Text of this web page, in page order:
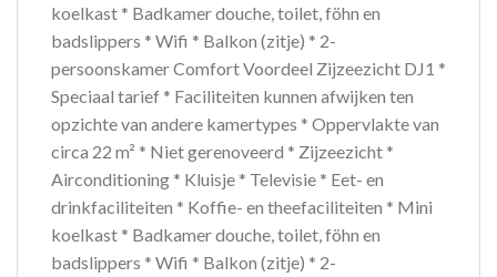
koelkast * Badkamer douche, toilet, föhn en
badslippers * Wifi * Balkon (zitje) * 2-
persoonskamer Comfort Voordeel Zijzeezicht DJ1 *
Speciaal tarief * Faciliteiten kunnen afwijken ten
opzichte van andere kamertypes * Oppervlakte van
circa 22 m² * Niet gerenoveerd * Zijzeezicht *
Airconditioning * Kluisje * Televisie * Eet- en
drinkfaciliteiten * Koffie- en theefaciliteiten * Mini
koelkast * Badkamer douche, toilet, föhn en
badslippers * Wifi * Balkon (zitje) * 2-